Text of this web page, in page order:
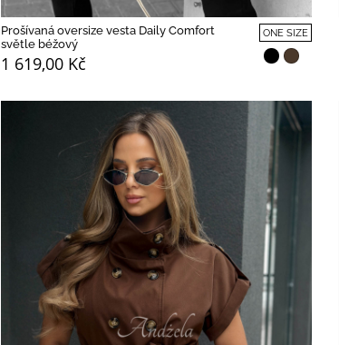
Prošívaná oversize vesta Daily Comfort
světle béžový
1 619,00 Kč
ONE SIZE